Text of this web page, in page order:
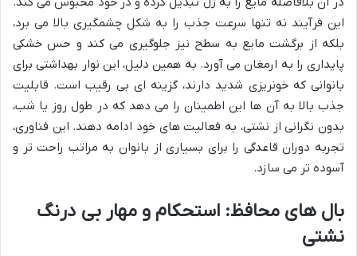
این فرآیند نه تنها سرعت جذب را به شکل چشمگیری بالا می برد،
بلکه از برگشت مایع به سطح نیز جلوگیری می کند و حس خشکی
پایداری را به ارمغان می آورد. به همین دلیل، این نوار بهداشتی برای
بانوانی که خونریزی شدید دارند، گزینه ای بی رقیب است. قابلیت
جذب بالا به آن ها این اطمینان را می دهد که در طول روز یا شب،
بدون نگرانی از نشتی، به فعالیت های خود ادامه دهند. این فناوری،
تجربه دوران قاعدگی را برای بسیاری از بانوان به مراتب راحت تر و
آسوده تر می سازد.
بال های محافظ: استحکام و مهار بی درنگ
نشتی